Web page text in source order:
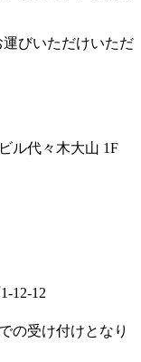
びいただけいただ
ル代々木大山 1F
12-12
の受け付けとなり